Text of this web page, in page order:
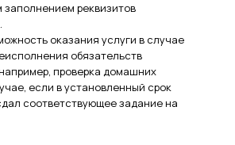
реквизитов
оказания услуги в случае
обязательств
проверка домашних
если в установленный срок
соответствующее задание на